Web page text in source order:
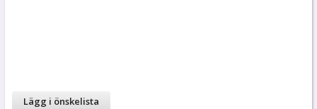
Lägg i önskelista